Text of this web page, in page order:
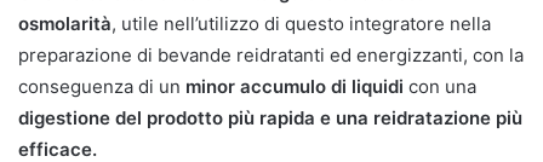
osmolarità, utile nell’utilizzo di questo integratore nella
preparazione di bevande reidratanti ed energizzanti, con la
conseguenza di un minor accumulo di liquidi con una
digestione del prodotto più rapida e una reidratazione più
efficace.